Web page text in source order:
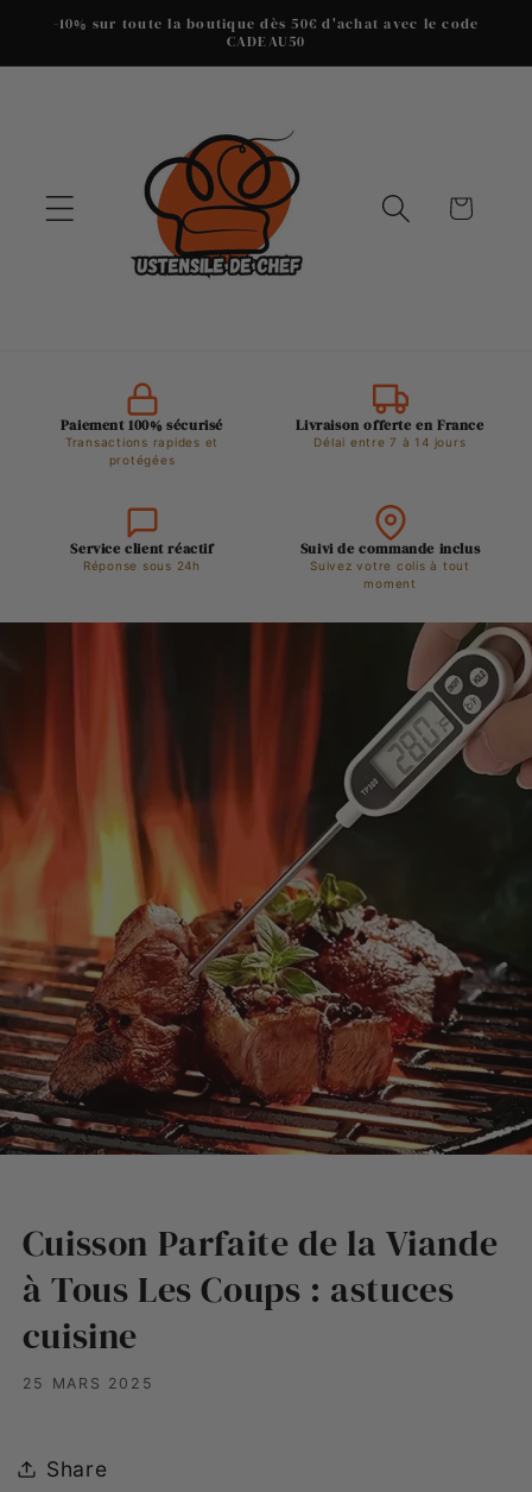
et
au
-10% sur toute la boutique dès 50€ d'achat avec le code
CADEAU50
Panier
Paiement 100% sécurisé
Transactions rapides et
protégées
Livraison offerte en France
Délai entre 7 à 14 jours
Service client réactif
Réponse sous 24h
Suivi de commande inclus
Suivez votre colis à tout
moment
Cuisson Parfaite de la Viande
à Tous Les Coups : astuces
cuisine
25 MARS 2025
Share